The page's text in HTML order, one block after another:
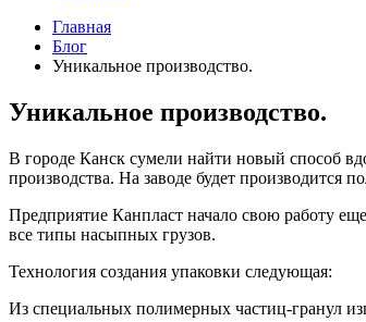
Главная
Блог
Уникальное производство.
Уникальное производство.
В городе Канск сумели найти новый способ
производства. На заводе будет производится
Предприятие Канпласт начало свою работу
все типы насыпных грузов.
Технология создания упаковки следующая:
Из специальных полимерных частиц-гранул